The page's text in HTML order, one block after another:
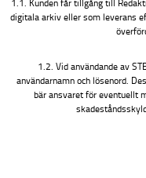
1.1. Kunden får tillgång till
digitala arkiv eller som leverans
1.2. Vid användande av
användarnamn och lösenord.
bär ansvaret för eventuellt